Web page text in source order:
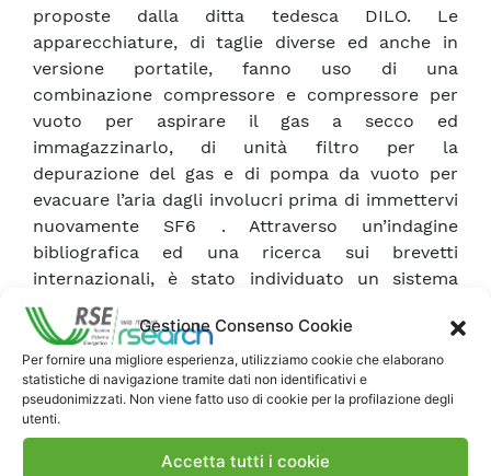
Gestione Consenso Cookie
Per fornire una migliore esperienza, utilizziamo cookie che elaborano
statistiche di navigazione tramite dati non identificativi e
pseudonimizzati. Non viene fatto uso di cookie per la profilazione degli
utenti.
Accetta tutti i cookie
proposte dalla ditta tedesca DILO. Le
apparecchiature, di taglie diverse ed anche in
versione portatile, fanno uso di una
combinazione compressore e compressore per
vuoto per aspirare il gas a secco ed
immagazzinarlo, di unità filtro per la
depurazione del gas e di pompa da vuoto per
evacuare l’aria dagli involucri prima di immettervi
nuovamente SF6 . Attraverso un’indagine
bibliografica ed una ricerca sui brevetti
internazionali, è stato individuato un sistema
piuttosto innovativo per estrarre, purificare e
trasferire il gas SF6 , presentato da un gruppo
australiano al Joint Colloquium CIGRE tenutosi a
Tokyo nel settembre 2005 e brevettato a fine
2005. Il metodo “criogenico” permette di
recuperare SF6 dalle apparecchiature elettriche,
senza bisogno di compressori e sistemi di pompe